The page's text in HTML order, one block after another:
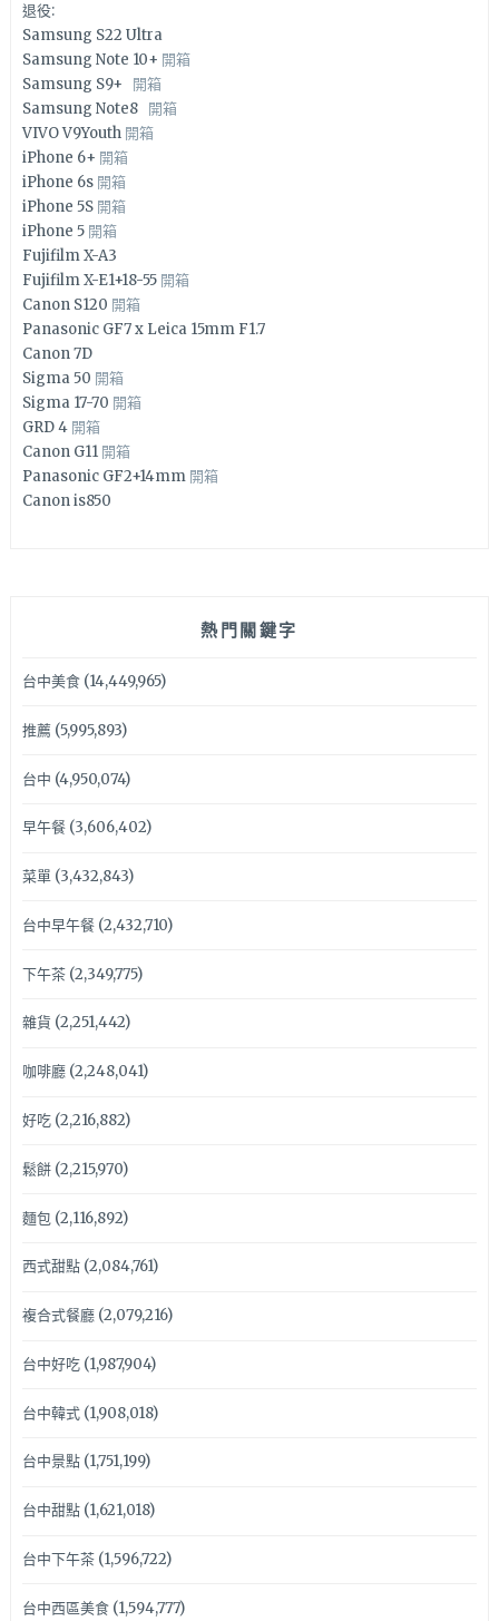
退役:
Samsung S22 Ultra
Samsung Note 10+ 開箱
Samsung S9+ 開箱
Samsung Note8 開箱
VIVO V9Youth 開箱
iPhone 6+ 開箱
iPhone 6s 開箱
iPhone 5S 開箱
iPhone 5 開箱
Fujifilm X-A3
Fujifilm X-E1+18-55 開箱
Canon S120 開箱
Panasonic GF7 x Leica 15mm F1.7
Canon 7D
Sigma 50 開箱
Sigma 17-70 開箱
GRD 4 開箱
Canon G11 開箱
Panasonic GF2+14mm 開箱
Canon is850
熱門關鍵字
台中美食(14,449,965)
推薦(5,995,893)
台中 (4,950,074)
早午餐(3,606,402)
菜單(3,432,843)
台中早午餐(2,432,710)
下午茶(2,349,775)
雜貨 (2,251,442)
咖啡廳(2,248,041)
好吃(2,216,882)
鬆餅(2,215,970)
麵包(2,116,892)
西式甜點(2,084,761)
複合式餐廳(2,079,216)
台中好吃(1,987,904)
台中韓式(1,908,018)
台中景點(1,751,199)
台中甜點(1,621,018)
台中下午茶(1,596,722)
台中西區美食(1,594,777)